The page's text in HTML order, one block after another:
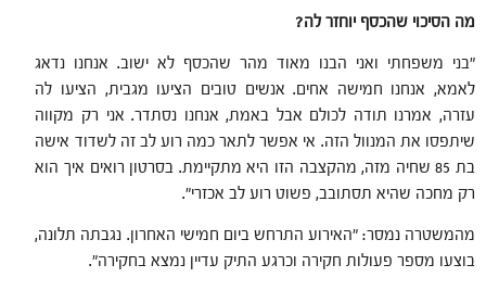
מה הסיכוי שהכסף יוחזר לה?
"בני משפחתי ואני הבנו מאוד מהר שהכסף לא ישוב. אנחנו נדאג
לאמא, אנחנו חמישה אחים. אנשים טובים הציעו מגבית, הציעו לה
עזרה, אמרנו תודה לכולם אבל באמת, אנחנו נסתדר. אני רק מקווה
שיתפסו את המנוול הזה. אי אפשר לתאר כמה רוע לב זה לשדוד אישה
בת 85 שחיה מזה, מהקצבה הזו היא מתקיימת. בסרטון רואים איך הוא
רק מחכה שהיא תסתובב, פשוט רוע לב אכזרי".
מהמשטרה נמסר: "האירוע התרחש ביום חמישי האחרון. נגבתה תלונה,
בוצעו מספר פעולות חקירה וכרגע התיק עדיין נמצא בחקירה".